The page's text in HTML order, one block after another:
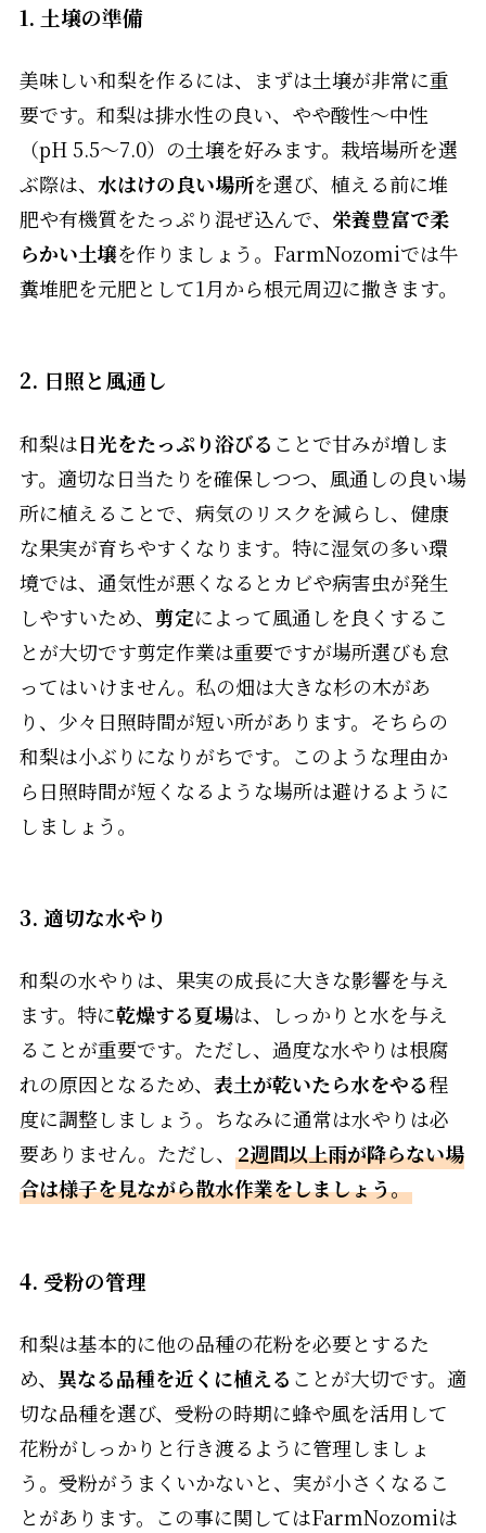
1. 土壌の準備
美味しい和梨を作るには、まずは土壌が非常に重
要です。和梨は排水性の良い、やや酸性〜中性
（pH 5.5〜7.0）の土壌を好みます。栽培場所を選
ぶ際は、 水はけの良い場所を選び、植える前に堆
肥や有機質をたっぷり混ぜ込んで、 栄養豊富で柔
らかい土壌を作りましょう。FarmNozomiでは牛
糞堆肥を元肥として1月から根元周辺に撒きます。
2. 日照と風通し
和梨は日光をたっぷり浴びる ことで甘みが増しま
す。適切な日当たりを確保しつつ、風通しの良い場
所に植えることで、病気のリスクを減らし、健康
な果実が育ちやすくなります。特に湿気の多い環
境では、通気性が悪くなるとカビや病害虫が発生
しやすいため、 剪定によって風通しを良くするこ
とが大切です剪定作業は重要ですが場所選びも怠
ってはいけません。私の畑は大きな杉の木があ
り、少々日照時間が短い所があります。そちらの
和梨は小ぶりになりがちです。このような理由か
ら日照時間が短くなるような場所は避けるように
しましょう。
3. 適切な水やり
和梨の水やりは、果実の成長に大きな影響を与え
ます。特に乾燥する夏場は、しっかりと水を与え
ることが重要です。ただし、過度な水やりは根腐
れの原因となるため、 表土が乾いたら水をやる程
度に調整しましょう。ちなみに通常は水やりは必
要ありません。ただし、 2週間以上雨が降らない場
合は様子を見ながら散水作業をしましょう。
4. 受粉の管理
和梨は基本的に他の品種の花粉を必要とするた
め、 異なる品種を近くに植える ことが大切です。適
切な品種を選び、受粉の時期に蜂や風を活用して
花粉がしっかりと行き渡るように管理しましょ
う。受粉がうまくいかないと、実が小さくなるこ
とがあります。この事に関してはFarmNozomiは